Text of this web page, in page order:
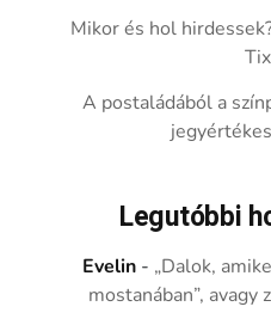
Mikor és hol
A postaládából a
Legutóbbi
Evelin - „Dalok,
mostanában”, avagy